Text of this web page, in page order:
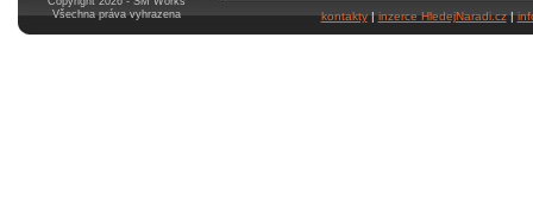
Všechna práva vyhrazena
kontakty|inzerce HledejNaradi.cz|